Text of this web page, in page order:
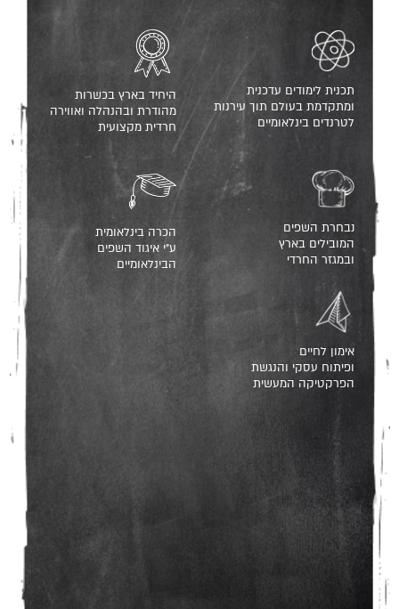
תכנית לימודים עדכנית
ומתקדמת בעולם תוך עירנות
לטרנדים בינלאומיים
היחיד בארץ בכשרות
מהודרת ובהנהלה ואווירה
חרדית מקצועית
נבחרת השפים
המובילים בארץ
ובמגזר החרדי
הכרה בינלאומית
ע”י איגוד השפים
הבינלאומיים
אימון לחיים
ופיתוח עסקי והנגשת
הפרקטיקה המעשית